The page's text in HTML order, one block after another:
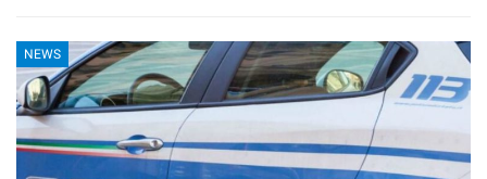
NEWS